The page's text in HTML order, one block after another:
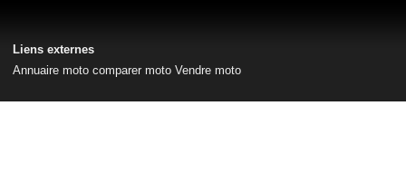
Liens externes
Annuaire moto comparer moto Vendre moto